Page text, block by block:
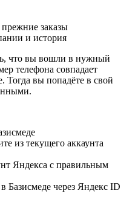
заказы
и история
что вы вошли в нужный
телефона совпадает
Тогда вы попадёте в свой
из текущего аккаунта
Яндекса с правильным
Базисмеде через Яндекс ID